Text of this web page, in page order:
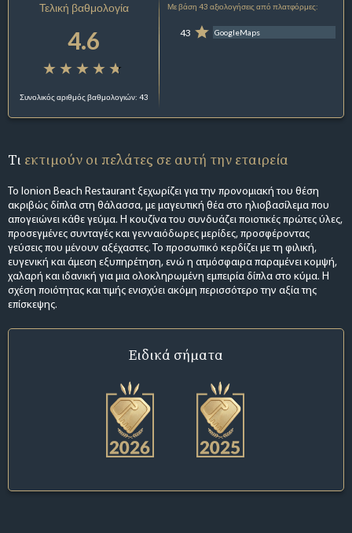
Τελική βαθμολογία
4.6
Συνολικός αριθμός βαθμολογιών: 43
Με βάση 43 αξιολογήσεις από πλατφόρμες:
43 GoogleMaps
Τι εκτιμούν οι πελάτες σε αυτή την εταιρεία
Το Ionion Beach Restaurant ξεχωρίζει για την προνομιακή του θέση
ακριβώς δίπλα στη θάλασσα, με μαγευτική θέα στο ηλιοβασίλεμα που
απογειώνει κάθε γεύμα. Η κουζίνα του συνδυάζει ποιοτικές πρώτες ύλες,
προσεγμένες συνταγές και γενναιόδωρες μερίδες, προσφέροντας
γεύσεις που μένουν αξέχαστες. Το προσωπικό κερδίζει με τη φιλική,
ευγενική και άμεση εξυπηρέτηση, ενώ η ατμόσφαιρα παραμένει κομψή,
χαλαρή και ιδανική για μια ολοκληρωμένη εμπειρία δίπλα στο κύμα. Η
σχέση ποιότητας και τιμής ενισχύει ακόμη περισσότερο την αξία της
επίσκεψης.
Ειδικά σήματα